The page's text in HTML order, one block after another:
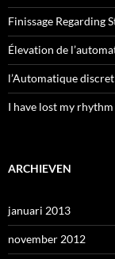
Finissage Regarding
Élevation de
l’Automatique
I have lost my
ARCHIEVEN
januari 2013
november 2012